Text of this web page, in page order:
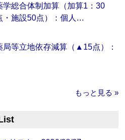
学総合体制加算（加算1：30
・施設50点）：個人…
局等立地依存減算（▲15点）：
もっと見る »